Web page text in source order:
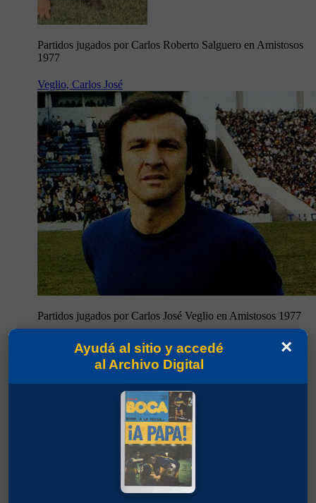
Partidos jugados por Carlos Roberto Salguero en Amistosos
1977
Veglio, Carlos José
Partidos jugados por Carlos José Veglio en Amistosos 1977
Salas, Jorge Rodolfo ×
Ayudá al sitio y accedé
al Archivo Digital